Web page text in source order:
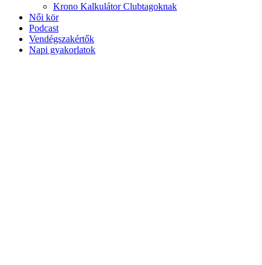
Krono Kalkulátor Clubtagoknak
Női kör
Podcast
Vendégszakértők
Napi gyakorlatok